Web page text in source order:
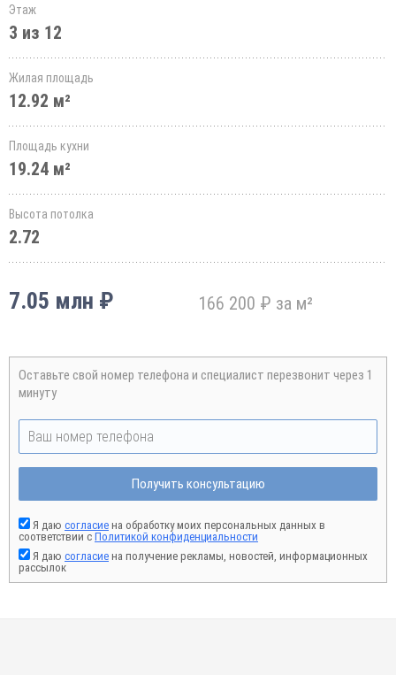
Этаж
3 из 12
Жилая площадь
12.92 м²
Площадь кухни
19.24 м²
Высота потолка
2.72
7.05 млн ₽ 166 200 ₽ за м²
Оставьте свой номер телефона и специалист перезвонит через 1
минуту
Получить консультацию
Я даю согласие на обработку моих персональных данных в
соответствии с Политикой конфиденциальности
Я даю согласие на получение рекламы, новостей, информационных
рассылок